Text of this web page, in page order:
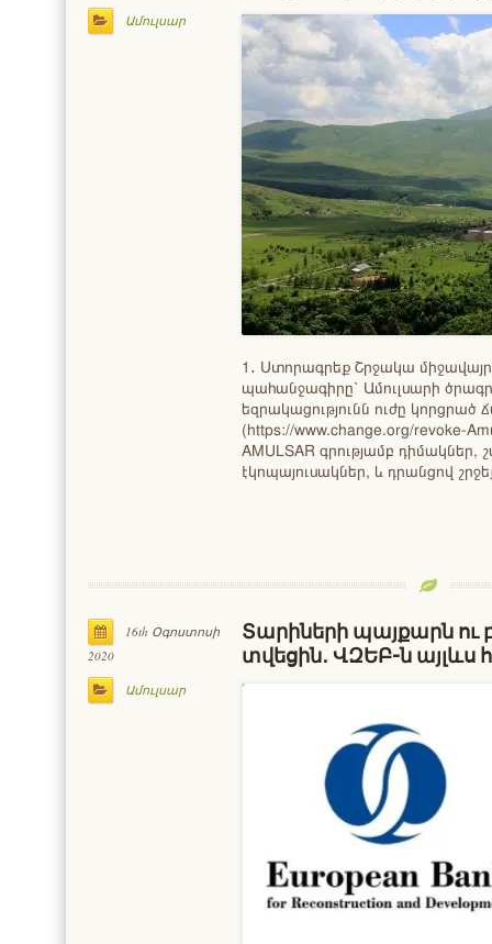
Ամուլսար
1․ Ստորագրեք Շրջակա
պահանջագիրը՝ Ամուլսարի
եզրակացությունն ուժը կորցրած
(https://www.change.org/revoke-
AMULSAR գրությամբ
էկոպայուսակներ, և դրանցով
16th Օգոստոսի
2020
Ամուլսար
Տարիների պայքարն ու
տվեցին․ ՎԶԵԲ-ն այլևս